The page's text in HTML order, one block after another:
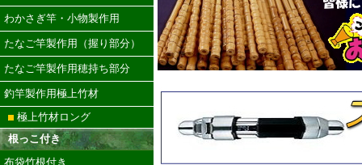
わかさぎ竿・小物製作用
たなご竿製作用（握り部分）
たなご竿製作用穂持ち部分
釣竿製作用極上竹材
極上竹材ロング
根っこ付き
布袋竹根付き